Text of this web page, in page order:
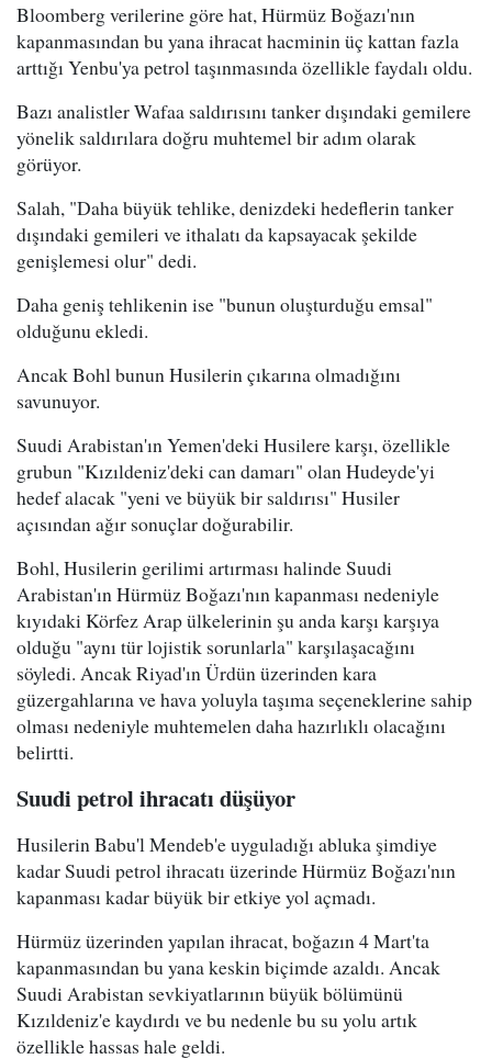
Bloomberg verilerine göre hat, Hürmüz Boğazı'nın
kapanmasından bu yana ihracat hacminin üç kattan fazla
arttığı Yenbu'ya petrol taşınmasında özellikle faydalı oldu.
Bazı analistler Wafaa saldırısını tanker dışındaki gemilere
yönelik saldırılara doğru muhtemel bir adım olarak
görüyor.
Salah, "Daha büyük tehlike, denizdeki hedeflerin tanker
dışındaki gemileri ve ithalatı da kapsayacak şekilde
genişlemesi olur" dedi.
Daha geniş tehlikenin ise "bunun oluşturduğu emsal"
olduğunu ekledi.
Ancak Bohl bunun Husilerin çıkarına olmadığını
savunuyor.
Suudi Arabistan'ın Yemen'deki Husilere karşı, özellikle
grubun "Kızıldeniz'deki can damarı" olan Hudeyde'yi
hedef alacak "yeni ve büyük bir saldırısı" Husiler
açısından ağır sonuçlar doğurabilir.
Bohl, Husilerin gerilimi artırması halinde Suudi
Arabistan'ın Hürmüz Boğazı'nın kapanması nedeniyle
kıyıdaki Körfez Arap ülkelerinin şu anda karşı karşıya
olduğu "aynı tür lojistik sorunlarla" karşılaşacağını
söyledi. Ancak Riyad'ın Ürdün üzerinden kara
güzergahlarına ve hava yoluyla taşıma seçeneklerine sahip
olması nedeniyle muhtemelen daha hazırlıklı olacağını
belirtti.
Suudi petrol ihracatı düşüyor
Husilerin Babu'l Mendeb'e uyguladığı abluka şimdiye
kadar Suudi petrol ihracatı üzerinde Hürmüz Boğazı'nın
kapanması kadar büyük bir etkiye yol açmadı.
Hürmüz üzerinden yapılan ihracat, boğazın 4 Mart'ta
kapanmasından bu yana keskin biçimde azaldı. Ancak
Suudi Arabistan sevkiyatlarının büyük bölümünü
Kızıldeniz'e kaydırdı ve bu nedenle bu su yolu artık
özellikle hassas hale geldi.